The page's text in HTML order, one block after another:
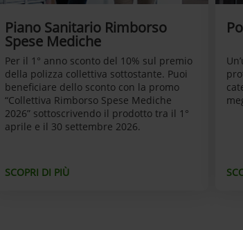
Piano Sanitario Rimborso
Spese Mediche
Per il 1° anno sconto del 10% sul premio
della polizza collettiva sottostante. Puoi
beneficiare dello sconto con la promo
“Collettiva Rimborso Spese Mediche
2026” sottoscrivendo il prodotto tra il 1°
aprile e il 30 settembre 2026.
SCOPRI DI PIÙ